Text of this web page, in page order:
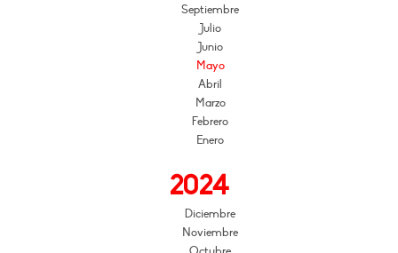
Septiembre
Julio
Junio
Mayo
Abril
Marzo
Febrero
Enero
2024
Diciembre
Noviembre